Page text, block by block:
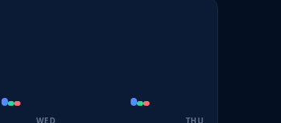
WED THU